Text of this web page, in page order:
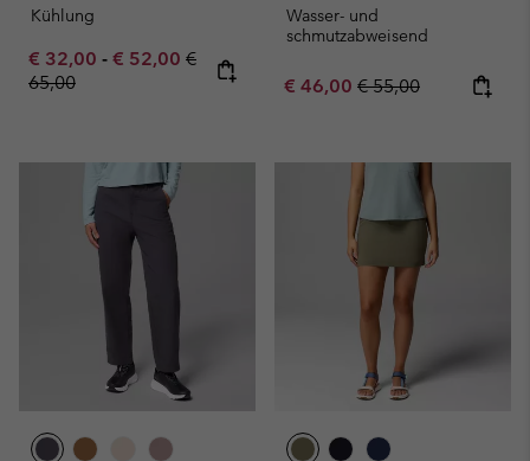
Kühlung
Minimum sale price:
€ 32,00 - Maximum sale price:
€ 52,00 Regular price:
€
65,00
Wasser- und
schmutzabweisend
Sale price:
€ 46,00 Regular price:
€ 55,00